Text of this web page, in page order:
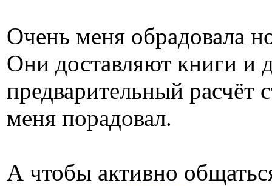
Очень меня обрадовала
Они доставляют книги и
предварительный расчёт
меня порадовал.
А чтобы активно